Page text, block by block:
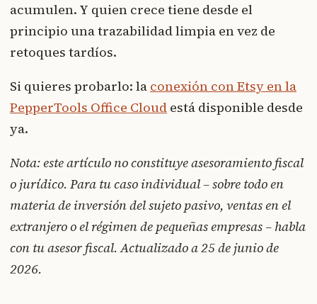
acumulen. Y quien crece tiene desde el
principio una trazabilidad limpia en vez de
retoques tardíos.
Si quieres probarlo: la conexión con Etsy en la
PepperTools Office Cloud está disponible desde
ya.
Nota: este artículo no constituye asesoramiento fiscal
o jurídico. Para tu caso individual – sobre todo en
materia de inversión del sujeto pasivo, ventas en el
extranjero o el régimen de pequeñas empresas – habla
con tu asesor fiscal. Actualizado a 25 de junio de
2026.